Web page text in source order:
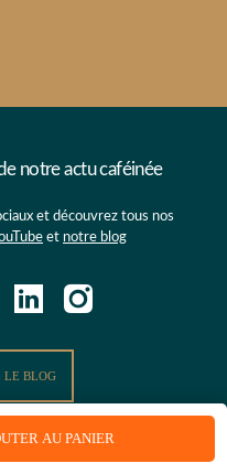
AU PANIER
notre actu caféinée
et découvrez tous nos
et notre blog
LE BLOG